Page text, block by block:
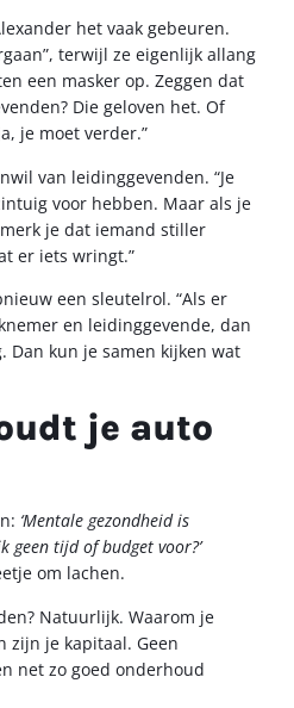
het vaak gebeuren.
terwijl ze eigenlijk allang
een masker op. Zeggen dat
Die geloven het. Of
je moet verder.”
van leidinggevenden. “Je
voor hebben. Maar als je
je dat iemand stiller
er iets wringt.”
een sleutelrol. “Als er
en leidinggevende, dan
Dan kun je samen kijken wat
je auto
‘Mentale gezondheid is
tijd of budget voor?’
om lachen.
Natuurlijk. Waarom je
zijn je kapitaal. Geen
net zo goed onderhoud